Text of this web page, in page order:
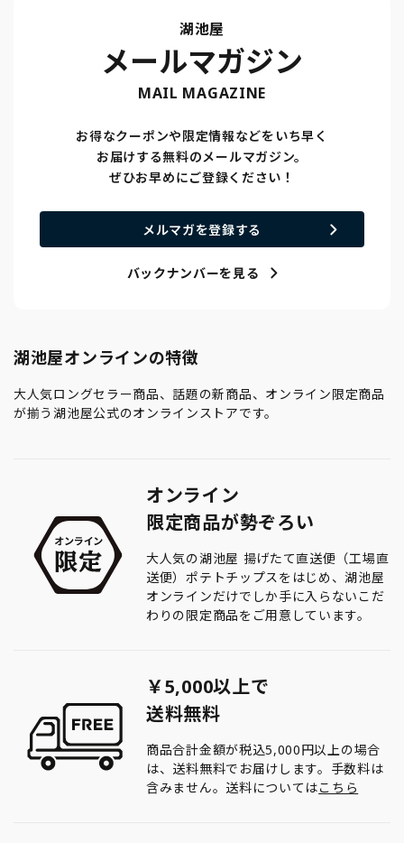
湖池屋
メールマガジン
MAIL MAGAZINE
お得なクーポンや限定情報などをいち早く
お届けする無料のメールマガジン。
ぜひお早めにご登録ください！
メルマガを登録する
バックナンバーを見る
湖池屋オンラインの特徴
大人気ロングセラー商品、話題の新商品、オンライン限定商品
が揃う湖池屋公式のオンラインストアです。
オンライン
限定商品が勢ぞろい
大人気の湖池屋 揚げたて直送便（工場直
送便）ポテトチップスをはじめ、湖池屋
オンラインだけでしか手に入らないこだ
わりの限定商品をご用意しています。
￥5,000以上で
送料無料
商品合計金額が税込5,000円以上の場合
は、送料無料でお届けします。手数料は
含みません。送料についてはこちら